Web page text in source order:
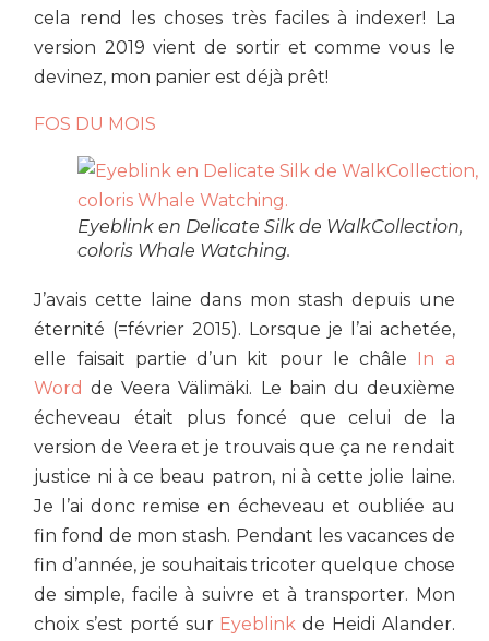
cela rend les choses très faciles à indexer! La
version 2019 vient de sortir et comme vous le
devinez, mon panier est déjà prêt!
FOS DU MOIS
Eyeblink en Delicate Silk de WalkCollection,
coloris Whale Watching.
J’avais cette laine dans mon stash depuis une
éternité (=février 2015). Lorsque je l’ai achetée,
elle faisait partie d’un kit pour le châle In a
Word de Veera Välimäki. Le bain du deuxième
écheveau était plus foncé que celui de la
version de Veera et je trouvais que ça ne rendait
justice ni à ce beau patron, ni à cette jolie laine.
Je l’ai donc remise en écheveau et oubliée au
fin fond de mon stash. Pendant les vacances de
fin d’année, je souhaitais tricoter quelque chose
de simple, facile à suivre et à transporter. Mon
choix s’est porté sur Eyeblink de Heidi Alander.